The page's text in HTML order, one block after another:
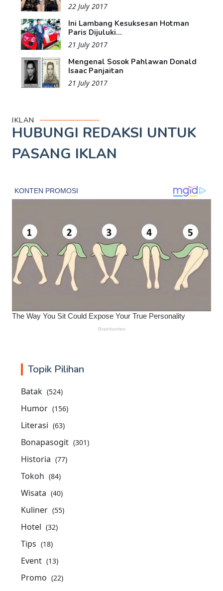
22 July 2017
Ini Lambang Kesuksesan Hotman
Paris Dijuluki...
21 July 2017
Mengenal Sosok Pahlawan Donald
Isaac Panjaitan
21 July 2017
IKLAN
HUBUNGI REDAKSI UNTUK
PASANG IKLAN
Topik Pilihan
Batak (524)
Humor (156)
Literasi (63)
Bonapasogit (301)
Historia (77)
Tokoh (84)
Wisata (40)
Kuliner (55)
Hotel (32)
Tips (18)
Event (13)
Promo (22)